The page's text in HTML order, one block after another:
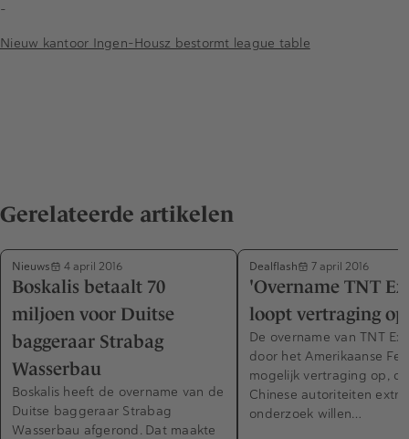
-
Nieuw kantoor Ingen-Housz bestormt league table
Gerelateerde artikelen
Nieuws 4 april 2016
Boskalis betaalt 70
miljoen voor Duitse
baggeraar Strabag
Wasserbau
Boskalis heeft de overname van de
Duitse baggeraar Strabag
Wasserbau afgerond. Dat maakte
Dealflash 7 april 2016
'Overname TNT
loopt vertraging
De overname van TNT
door het Amerikaanse
mogelijk vertraging op,
Chinese autoriteiten extra
onderzoek willen…